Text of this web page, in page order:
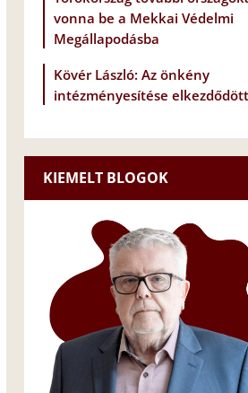
vonna be a Mekkai Védelmi
Megállapodásba
Kövér László: Az önkény
intézményesítése elkezdődött
KIEMELT BLOGOK